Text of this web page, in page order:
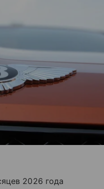
2026 года